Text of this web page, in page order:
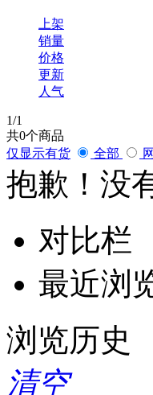
上架
销量
价格
更新
人气
1/1
共0个商品
仅显示有货
全部
抱歉！没
对比栏
最近浏
浏览历史
清空